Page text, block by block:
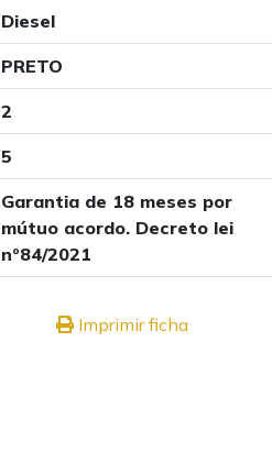
Diesel
PRETO
2
5
Garantia de 18 meses por
mútuo acordo. Decreto lei
nº84/2021
Imprimir ficha